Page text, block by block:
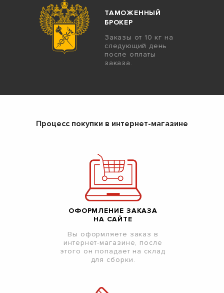
ТАМОЖЕННЫЙ
БРОКЕР
Заказы от 10 кг на
следующий день
после оплаты
заказа.
Процесс покупки в интернет-магазине
ОФОРМЛЕНИЕ ЗАКАЗА
НА САЙТЕ
Вы оформляете заказ в
интернет-магазине, после
этого он попадает на склад
для сборки.